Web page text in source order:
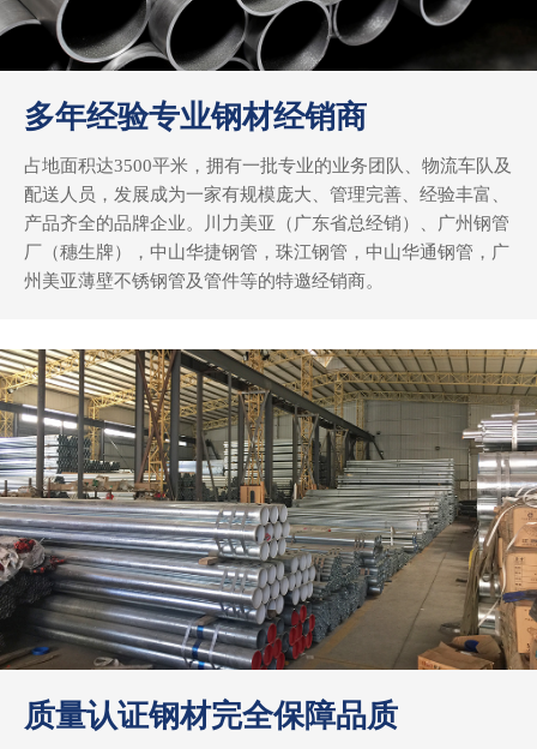
多年经验专业钢材经销商
占地面积达3500平米，拥有一批专业的业务团队、物流车队及
配送人员，发展成为一家有规模庞大、管理完善、经验丰富、
产品齐全的品牌企业。川力美亚（广东省总经销）、广州钢管
厂（穗生牌），中山华捷钢管，珠江钢管，中山华通钢管，广
州美亚薄壁不锈钢管及管件等的特邀经销商。
质量认证钢材完全保障品质